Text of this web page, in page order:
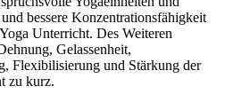
bessere Konzentrationsfähigkeit
Unterricht. Des Weiteren
Gelassenheit,
Flexibilisierung und Stärkung der
zu kurz.